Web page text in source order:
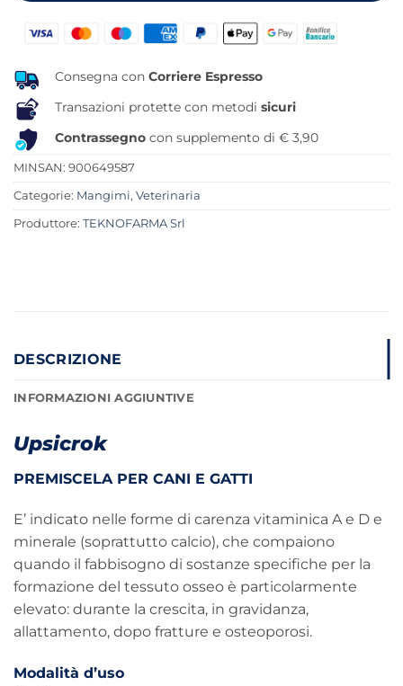
Consegna con Corriere Espresso
Transazioni protette con metodi sicuri
Contrassegno con supplemento di € 3,90
MINSAN: 900649587
Categorie: Mangimi, Veterinaria
Produttore: TEKNOFARMA Srl
DESCRIZIONE
INFORMAZIONI AGGIUNTIVE
Upsicrok
PREMISCELA PER CANI E GATTI
E’ indicato nelle forme di carenza vitaminica A e D e
minerale (soprattutto calcio), che compaiono
quando il fabbisogno di sostanze specifiche per la
formazione del tessuto osseo è particolarmente
elevato: durante la crescita, in gravidanza,
allattamento, dopo fratture e osteoporosi.
Modalità d’uso